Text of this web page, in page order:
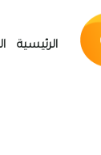
الرئيسية